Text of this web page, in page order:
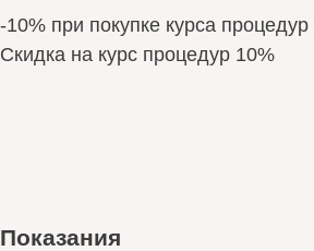
-10% при покупке курса процедур
Скидка на курс процедур 10%
Показания